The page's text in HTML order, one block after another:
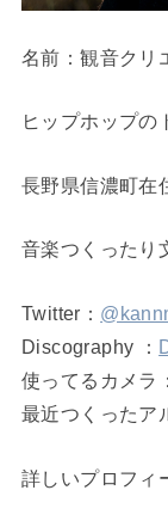
名前：観音クリ
ヒップホップの
長野県信濃町在
音楽つくったり
Twitter：
Discography ：
使ってるカメラ：
最近つくったア
詳しいプロフィ